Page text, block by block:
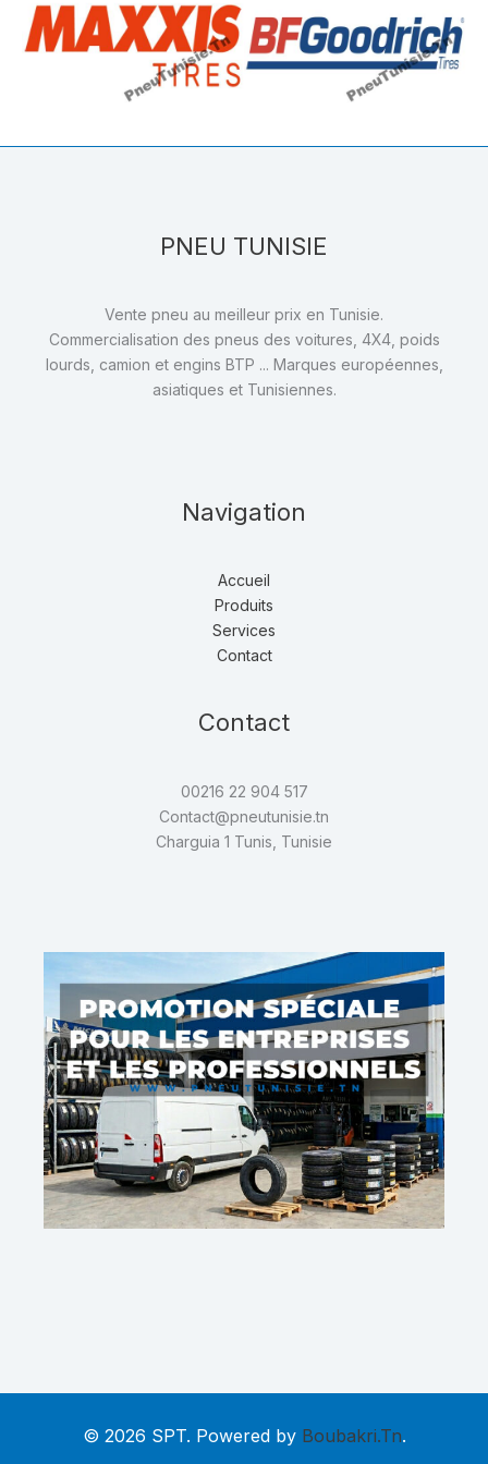
PNEU TUNISIE
Vente pneu au meilleur prix en Tunisie.
Commercialisation des pneus des voitures, 4X4, poids
lourds, camion et engins BTP ... Marques européennes,
asiatiques et Tunisiennes.
Navigation
Accueil
Produits
Services
Contact
Contact
00216 22 904 517
Contact@pneutunisie.tn
Charguia 1 Tunis, Tunisie
© 2026 SPT. Powered by Boubakri.Tn.